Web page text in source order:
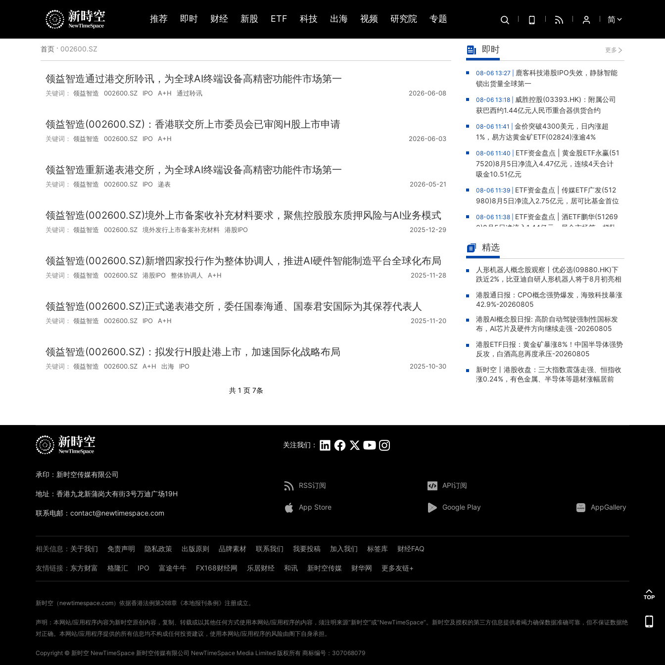
推荐 即时 财经 新股 ETF 科技 出海 视频 研究院 专题 简
首页 · 002600.SZ
领益智造通过港交所聆讯，为全球AI终端设备高精密功能件市场第一
关键词： 领益智造 002600.SZ IPO A+H 通过聆讯 2026-06-08
领益智造(002600.SZ)：香港联交所上市委员会已审阅H股上市申请
关键词： 领益智造 002600.SZ IPO A+H 2026-06-03
领益智造重新递表港交所，为全球AI终端设备高精密功能件市场第一
关键词： 领益智造 002600.SZ IPO 递表 2026-05-21
领益智造(002600.SZ)境外上市备案收补充材料要求，聚焦控股股东质押风险与AI业务模式
关键词： 领益智造 002600.SZ 境外发行上市备案补充材料 港股IPO 2025-12-29
领益智造(002600.SZ)新增四家投行作为整体协调人，推进AI硬件智能制造平台全球化布局
关键词： 领益智造 002600.SZ 港股IPO 整体协调人 A+H 2025-11-28
领益智造(002600.SZ)正式递表港交所，委任国泰海通、国泰君安国际为其保荐代表人
关键词： 领益智造 002600.SZ IPO A+H 2025-11-20
领益智造(002600.SZ)：拟发行H股赴港上市，加速国际化战略布局
关键词： 领益智造 002600.SZ A+H 出海 IPO 2025-10-30
共 1 页 7条
即时 更多
08-06 13:27 |
鹿客科技港股IPO失效，静脉智能
锁出货量全球第一
08-06 13:18 |
威胜控股(03393.HK)：附属公司
获巴西约1.44亿元人民币重合器供货合约
08-06 11:41 | 金价突破4300美元，日内涨超
1%，易方达黄金矿ETF(02824)涨逾4%
08-06 11:40 | ETF资金盘点 | 黄金股ETF永赢(51
7520)8月5日净流入4.47亿元，连续4天合计
吸金10.51亿元
08-06 11:39 | ETF资金盘点 | 传媒ETF广发(512
980)8月5日净流入2.75亿元，居可比基金首位
08-06 11:38 | ETF资金盘点 | 酒ETF鹏华(51269
0)8月5日净流入1.44亿元，居全市场第一梯队
08-06 11:37 |
0)8月5日净流出1.20亿元，连续4天累计流出
6.90亿元
08-06 11:36 |ETF融券盘点 | 中证500ETF南方
(510500)8月5日融券净卖出1.39亿元，居全市
场第一
08-06 11:33 |ETF融资盘点 | 中韩半导体ETF华
泰柏瑞(513310)8月5日融资净买入6020.22万
08-06 11:32 |ETF融资盘点 | 消费ETF汇添富(15
9928)8月5日融资净买入9029.92万元，居可
比基金首位
精选
人形机器人概念股观察丨优必选(09880.HK)下
跌近2%，比亚迪自研人形机器人将于8月初亮相
港股通日报：CPO概念强势爆发，海致科技暴涨
42.9%-20260805
港股AI概念股日报: 高阶自动驾驶强制性国标发
布，AI芯片及硬件方向继续走强 -20260805
港股ETF日报：黄金矿暴涨8%！中国半导体强势
反攻，白酒高息再度承压-20260805
新时空丨港股收盘：三大指数震荡走强、恒指收
涨0.24%，有色金属、半导体等题材涨幅居前
关注我们：
RSS订阅 API订阅
App Store Google Play AppGallery
相关信息： 关于我们 免责声明 隐私政策 出版原则 品牌素材 联系我们 我要投稿 加入我们 标签库 财经FAQ
友情链接： 东方财富 格隆汇 IPO 富途牛牛 FX168财经网 乐居财经 和讯 新时空传媒 财华网 更多友链+
承印：新时空传媒有限公司
地址：香港九龙新蒲岗大有街3号万迪广场19H
联系电邮：contact@newtimespace.com
新时空（ newtimespace.com）依据香港法例第268章《本地报刊条例》注册成立。
声明：本网站/应用程序内容为新时空原创内容，复制、转载或以其他任何方式使用本网站/应用程序的内容，须注明来源“新时空”或“NewTimeSpace”。新时空及授权的第三方信息提供者竭力确保数据准确可靠，但不保证数据绝
对正确。本网站/应用程序提供的所有信息均不构成任何投资建议，使用本网站/应用程序的风险由阁下自身承担。
Copyright © 新时空 NewTimeSpace 新时空传媒有限公司 NewTimeSpace Media Limited 版权所有 商标编号：307068079